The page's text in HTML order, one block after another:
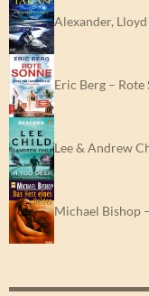
Alexander,
Eric Berg –
Lee & Andrew
Michael Bishop